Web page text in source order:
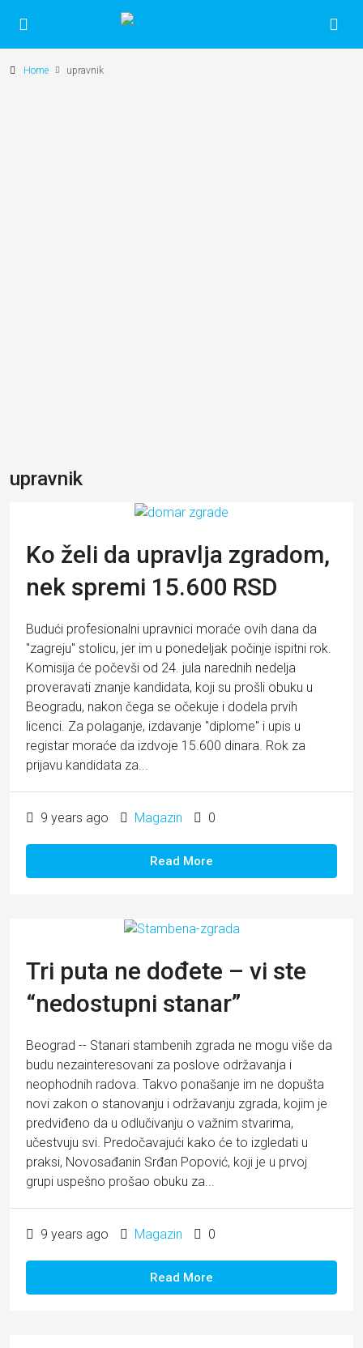
Home upravnik
upravnik
Ko želi da upravlja zgradom,
nek spremi 15.600 RSD
Budući profesionalni upravnici moraće ovih dana da
"zagreju" stolicu, jer im u ponedeljak počinje ispitni rok.
Komisija će počevši od 24. jula narednih nedelja
proveravati znanje kandidata, koji su prošli obuku u
Beogradu, nakon čega se očekuje i dodela prvih
licenci. Za polaganje, izdavanje "diplome" i upis u
registar moraće da izdvoje 15.600 dinara. Rok za
prijavu kandidata za...
9 years ago Magazin 0
Read More
Tri puta ne dođete – vi ste
“nedostupni stanar”
Beograd -- Stanari stambenih zgrada ne mogu više da
budu nezainteresovani za poslove održavanja i
neophodnih radova. Takvo ponašanje im ne dopušta
novi zakon o stanovanju i održavanju zgrada, kojim je
predviđeno da u odlučivanju o važnim stvarima,
učestvuju svi. Predočavajući kako će to izgledati u
praksi, Novosađanin Srđan Popović, koji je u prvoj
grupi uspešno prošao obuku za...
9 years ago Magazin 0
Read More